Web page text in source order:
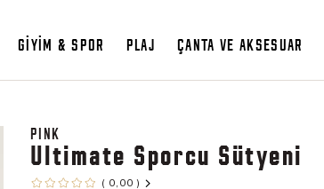
GİYİM & SPOR PLAJ ÇANTA VE AKSESUAR
PINK
Ultimate Sporcu Sütyeni
0,00